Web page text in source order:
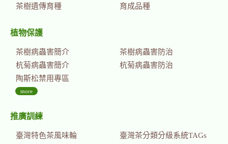
茶樹遺傳育種 育成品種
植物保護
茶樹病蟲害簡介
茶樹病蟲害防治
杭菊病蟲害簡介
杭菊病蟲害防治
陶斯松禁用專區
more
推廣訓練
臺灣特色茶風味輪
臺灣茶分類分級系統TAGs